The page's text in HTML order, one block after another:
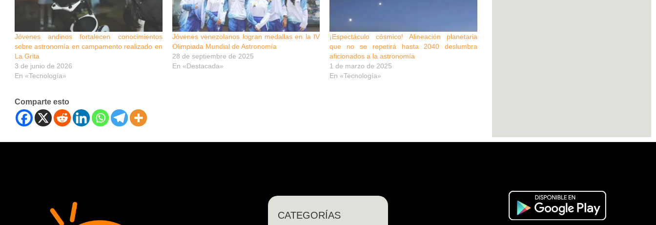
Jóvenes andinos fortalecen conocimientos
sobre astronomía en campamento realizado en
La Grita
3 de junio de 2026
En «Tecnología»
Jóvenes venezolanos logran medallas en la IV
Olimpiada Mundial de Astronomía
28 de septiembre de 2025
En «Destacada»
¡Espectáculo cósmico! Alineación planetaria
que no se repetirá hasta 2040 deslumbra
aficionados a la astronomía
1 de marzo de 2025
En «Tecnología»
Comparte esto
CATEGORÍAS